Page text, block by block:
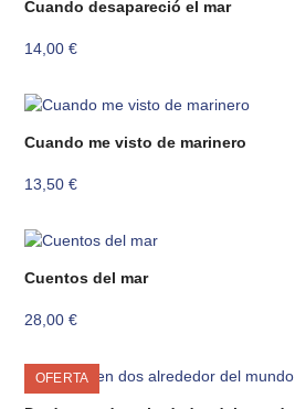
Cuando desapareció el mar
14,00€
Cuando me visto de marinero
13,50€
Cuentos del mar
28,00€
OFERTA